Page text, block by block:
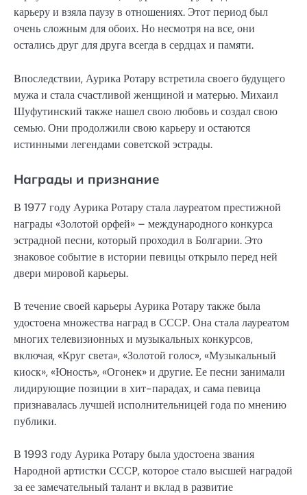
карьеру и взяла паузу в отношениях. Этот период был
очень сложным для обоих. Но несмотря на все, они
остались друг для друга всегда в сердцах и памяти.
Впоследствии, Аурика Ротару встретила своего будущего
мужа и стала счастливой женщиной и матерью. Михаил
Шуфутинский также нашел свою любовь и создал свою
семью. Они продолжили свою карьеру и остаются
истинными легендами советской эстрады.
Награды и признание
В 1977 году Аурика Ротару стала лауреатом престижной
награды «Золотой орфей» – международного конкурса
эстрадной песни, который проходил в Болгарии. Это
знаковое событие в истории певицы открыло перед ней
двери мировой карьеры.
В течение своей карьеры Аурика Ротару также была
удостоена множества наград в СССР. Она стала лауреатом
многих телевизионных и музыкальных конкурсов,
включая, «Круг света», «Золотой голос», «Музыкальный
киоск», «Юность», «Огонек» и другие. Ее песни занимали
лидирующие позиции в хит-парадах, и сама певица
признавалась лучшей исполнительницей года по мнению
публики.
В 1993 году Аурика Ротару была удостоена звания
Народной артистки СССР, которое стало высшей наградой
за ее замечательный талант и вклад в развитие